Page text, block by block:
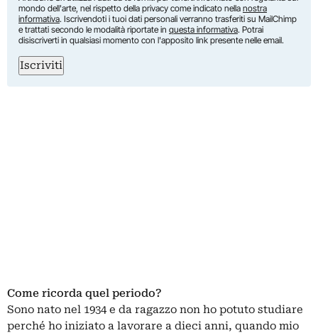
mondo dell'arte, nel rispetto della privacy come indicato nella nostra
informativa. Iscrivendoti i tuoi dati personali verranno trasferiti su MailChimp
e trattati secondo le modalità riportate in questa informativa. Potrai
disiscriverti in qualsiasi momento con l'apposito link presente nelle email.
Iscriviti
Come ricorda quel periodo?
Sono nato nel 1934 e da ragazzo non ho potuto studiare
perché ho iniziato a lavorare a dieci anni, quando mio